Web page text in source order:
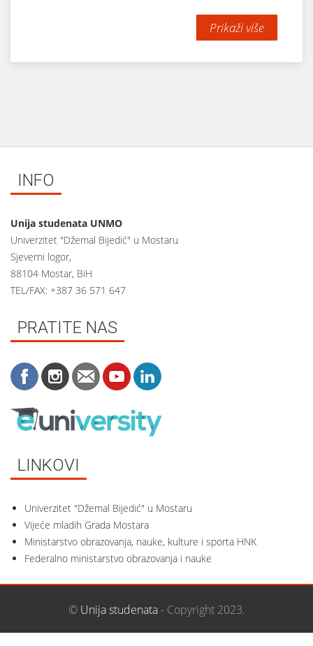
Prikaži više
INFO
Unija studenata UNMO
Univerzitet "Džemal Bijedić" u Mostaru
Sjeverni logor,
88104 Mostar, BiH
TEL/FAX: +387 36 571 647
PRATITE NAS
LINKOVI
Univerzitet "Džemal Bijedić" u Mostaru
Vijeće mladih Grada Mostara
Ministarstvo obrazovanja, nauke, kulture i sporta HNK
Federalno ministarstvo obrazovanja i nauke
© Unija studenata- Copyright 2023.